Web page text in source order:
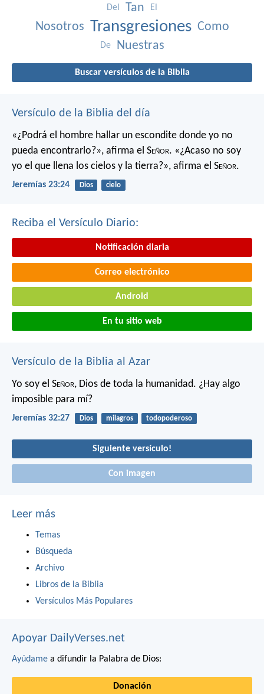
Del Tan El
Nosotros Transgresiones Como
De Nuestras
Buscar versículos de la Biblia
Versículo de la Biblia del día
«¿Podrá el hombre hallar un escondite donde yo no
pueda encontrarlo?», afirma el Señor. «¿Acaso no soy
yo el que llena los cielos y la tierra?», afirma el Señor.
Jeremías 23:24 Dios cielo
Reciba el Versículo Diario:
Notificación diaria
Correo electrónico
Android
En tu sitio web
Versículo de la Biblia al Azar
Yo soy el Señor, Dios de toda la humanidad. ¿Hay algo
imposible para mí?
Jeremías 32:27 Dios milagros todopoderoso
Siguiente versículo!
Con imagen
Leer más
Temas
Búsqueda
Archivo
Libros de la Biblia
Versículos Más Populares
Apoyar DailyVerses.net
Ayúdame a difundir la Palabra de Dios:
Donación